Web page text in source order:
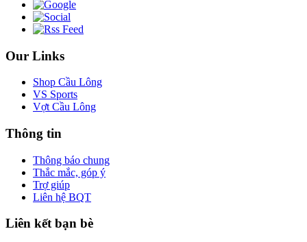
Our Links
Shop Cầu Lông
VS Sports
Vợt Cầu Lông
Thông tin
Thông báo chung
Thắc mắc, góp ý
Trợ giúp
Liên hệ BQT
Liên kết bạn bè